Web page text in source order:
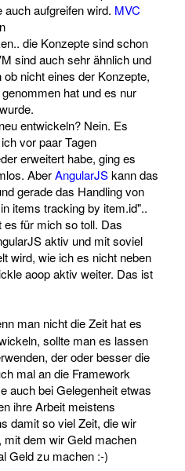
aufgreifen wird. MVC
die Konzepte sind schon
sind auch sehr ähnlich und
nicht eines der Konzepte,
hat und es nur
entwickeln? Nein. Es
vor paar Tagen
erweitert habe, ging es
AberAngularJSkann das
gerade das Handling von
items tracking by item.id"..
für mich so toll. Das
aktiv und mit soviel
wird, wie ich es nicht neben
aoop aktiv weiter. Das ist
man nicht die Zeit hat es
sollte man es lassen
der oder besser die
mal an die Framework
auch bei Gelegenheit etwas
ihre Arbeit meistens
damit so viel Zeit, die wir
dem wir Geld machen
Geld zu machen :-)